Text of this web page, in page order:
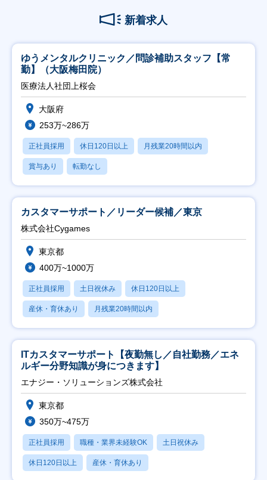
新着求人
ゆうメンタルクリニック／問診補助スタッフ【常
勤】（大阪梅田院）
医療法人社団上桜会
大阪府
253万~286万
正社員採用 休日120日以上 月残業20時間以内
賞与あり 転勤なし
カスタマーサポート／リーダー候補／東京
株式会社Cygames
東京都
400万~1000万
正社員採用 土日祝休み 休日120日以上
産休・育休あり 月残業20時間以内
ITカスタマーサポート【夜勤無し／自社勤務／エネ
ルギー分野知識が身につきます】
エナジー・ソリューションズ株式会社
東京都
350万~475万
正社員採用 職種・業界未経験OK 土日祝休み
休日120日以上 産休・育休あり